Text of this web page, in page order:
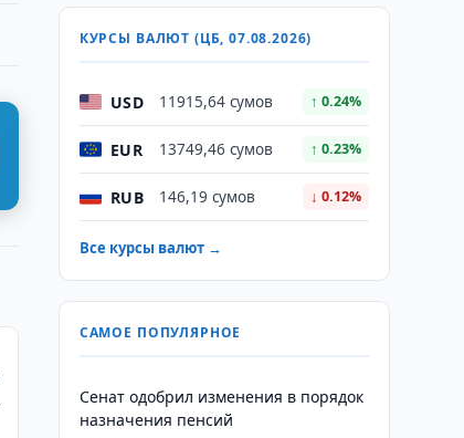
КУРСЫ ВАЛЮТ (ЦБ, 07.08.2026)
USD 11915,64 сумов ↑ 0.24%
EUR 13749,46 сумов ↑ 0.23%
RUB 146,19 сумов ↓ 0.12%
Все курсы валют →
САМОЕ ПОПУЛЯРНОЕ
Сенат одобрил изменения в порядок
назначения пенсий